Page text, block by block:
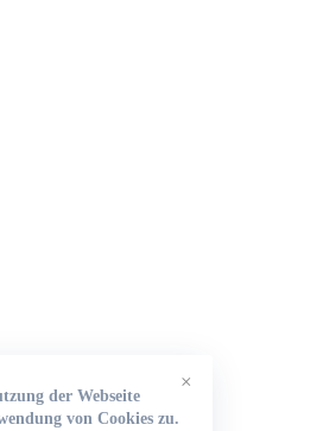
×
der Webseite
von Cookies zu.